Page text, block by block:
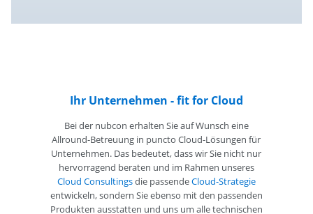
Ihr Unternehmen - fit for Cloud
Bei der nubcon erhalten Sie auf Wunsch eine
Allround-Betreuung in puncto Cloud-Lösungen für
Unternehmen. Das bedeutet, dass wir Sie nicht nur
hervorragend beraten und im Rahmen unseres
Cloud Consultingsdie passendeCloud-Strategie
entwickeln, sondern Sie ebenso mit den passenden
Produkten ausstatten und uns um alle technischen